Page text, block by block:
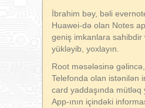
İbrahim bəy, bəli
Huawei-də olan Notes
geniş imkanlara sahibdir
yükləyib, yoxlayın.
Root məsələsinə
Telefonda olan istənilən
card yaddaşında mütləq
App-ının içindəki